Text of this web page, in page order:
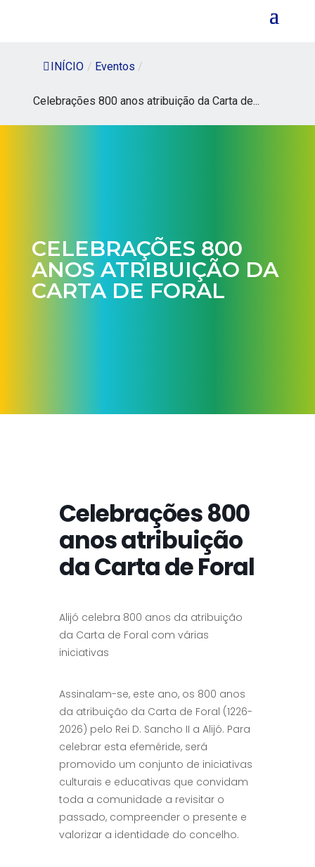
INÍCIO / Eventos /
Celebrações 800 anos atribuição da Carta de...
CELEBRAÇÕES 800
ANOS ATRIBUIÇÃO DA
CARTA DE FORAL
Celebrações 800
anos atribuição
da Carta de Foral
Alijó celebra 800 anos da atribuição
da Carta de Foral com várias
iniciativas
Assinalam-se, este ano, os 800 anos
da atribuição da Carta de Foral (1226-
2026) pelo Rei D. Sancho II a Alijó. Para
celebrar esta efeméride, será
promovido um conjunto de iniciativas
culturais e educativas que convidam
toda a comunidade a revisitar o
passado, compreender o presente e
valorizar a identidade do concelho.